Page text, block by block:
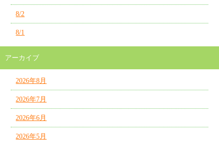
8/2
8/1
アーカイブ
2026年8月
2026年7月
2026年6月
2026年5月